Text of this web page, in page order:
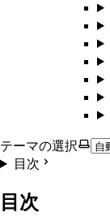
テーマの選択
目次
目次